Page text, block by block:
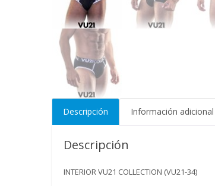
Descripción Información adicional
Descripción
INTERIOR VU21 COLLECTION (VU21-34)